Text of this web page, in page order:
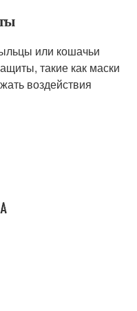
или кошачьи
такие как маски
воздействия